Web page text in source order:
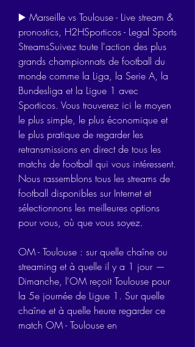
▶️ Marseille vs Toulouse - Live stream &
pronostics, H2HSporticos - Legal Sports
StreamsSuivez toute l'action des plus
grands championnats de football du
monde comme la Liga, la Serie A, la
Bundesliga et la Ligue 1 avec
Sporticos. Vous trouverez ici le moyen
le plus simple, le plus économique et
le plus pratique de regarder les
retransmissions en direct de tous les
matchs de football qui vous intéressent.
Nous rassemblons tous les streams de
football disponibles sur Internet et
sélectionnons les meilleures options
pour vous, où que vous soyez.
OM - Toulouse : sur quelle chaîne ou
streaming et à quelle il y a 1 jour —
Dimanche, l'OM reçoit Toulouse pour
la 5e journée de Ligue 1. Sur quelle
chaîne et à quelle heure regarder ce
match OM - Toulouse en